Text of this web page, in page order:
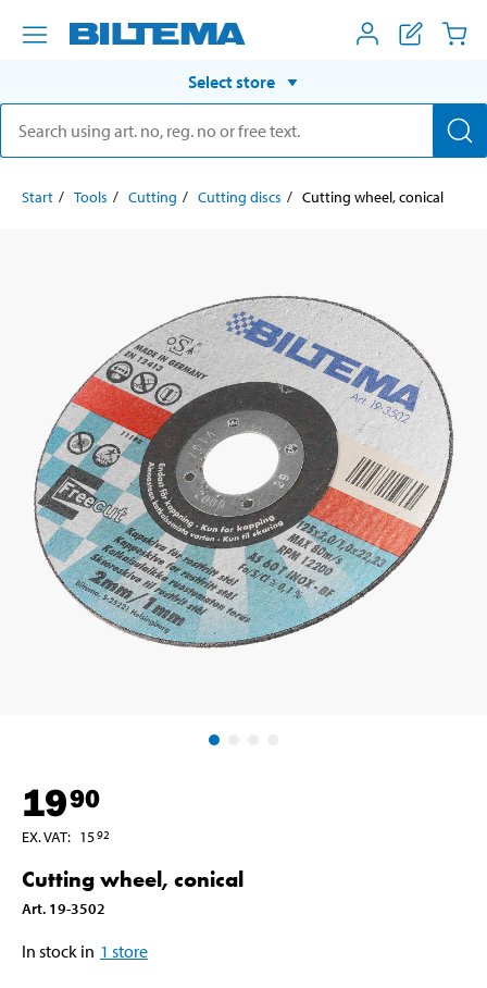
Select store
Start Tools Cutting Cutting discs Cutting wheel, conical
1990
EX. VAT: 1592
Cutting wheel, conical
Art. 19-3502
In stock in 1 store